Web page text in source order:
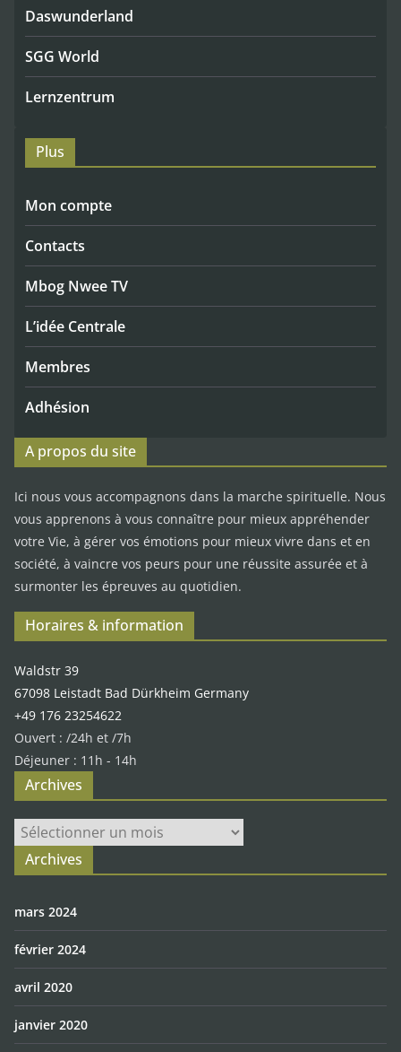
Daswunderland
SGG World
Lernzentrum
Plus
Mon compte
Contacts
Mbog Nwee TV
L’idée Centrale
Membres
Adhésion
A propos du site
Ici nous vous accompagnons dans la marche spirituelle. Nous
vous apprenons à vous connaître pour mieux appréhender
votre Vie, à gérer vos émotions pour mieux vivre dans et en
société, à vaincre vos peurs pour une réussite assurée et à
surmonter les épreuves au quotidien.
Horaires & information
Waldstr 39
67098 Leistadt Bad Dürkheim Germany
+49 176 23254622
Ouvert : /24h et /7h
Déjeuner : 11h - 14h
Archives
Archives
Archives
mars 2024
février 2024
avril 2020
janvier 2020